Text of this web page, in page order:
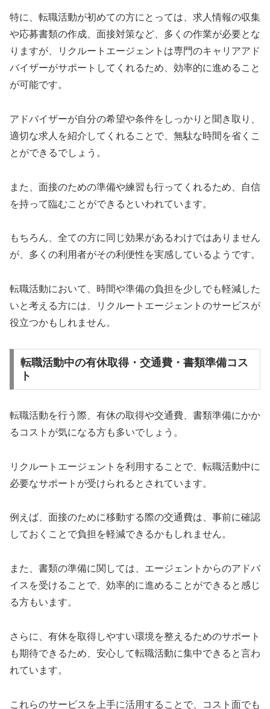
特に、転職活動が初めての方にとっては、求人情報の収集
や応募書類の作成、面接対策など、多くの作業が必要とな
りますが、リクルートエージェントは専門のキャリアアド
バイザーがサポートしてくれるため、効率的に進めること
が可能です。
アドバイザーが自分の希望や条件をしっかりと聞き取り、
適切な求人を紹介してくれることで、無駄な時間を省くこ
とができるでしょう。
また、面接のための準備や練習も行ってくれるため、自信
を持って臨むことができるといわれています。
もちろん、全ての方に同じ効果があるわけではありません
が、多くの利用者がその利便性を実感しているようです。
転職活動において、時間や準備の負担を少しでも軽減した
いと考える方には、リクルートエージェントのサービスが
役立つかもしれません。
転職活動中の有休取得・交通費・書類準備コス
ト
転職活動を行う際、有休の取得や交通費、書類準備にかか
るコストが気になる方も多いでしょう。
リクルートエージェントを利用することで、転職活動中に
必要なサポートが受けられるとされています。
例えば、面接のために移動する際の交通費は、事前に確認
しておくことで負担を軽減できるかもしれません。
また、書類の準備に関しては、エージェントからのアドバ
イスを受けることで、効率的に進めることができると感じ
る方もいます。
さらに、有休を取得しやすい環境を整えるためのサポート
も期待できるため、安心して転職活動に集中できると言わ
れています。
これらのサービスを上手に活用することで、コスト面でも